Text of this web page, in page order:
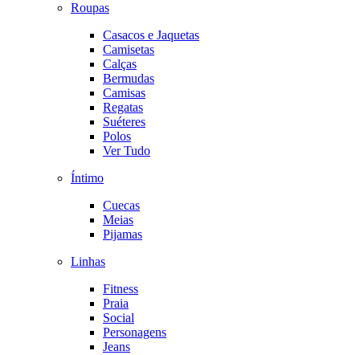
Roupas
Casacos e Jaquetas
Camisetas
Calças
Bermudas
Camisas
Regatas
Suéteres
Polos
Ver Tudo
Íntimo
Cuecas
Meias
Pijamas
Linhas
Fitness
Praia
Social
Personagens
Jeans